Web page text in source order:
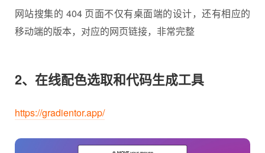
网站搜集的 404 页面不仅有桌面端的设计，还有相应的
移动端的版本，对应的网页链接，非常完整
2、在线配色选取和代码生成工具
https://gradientor.app/